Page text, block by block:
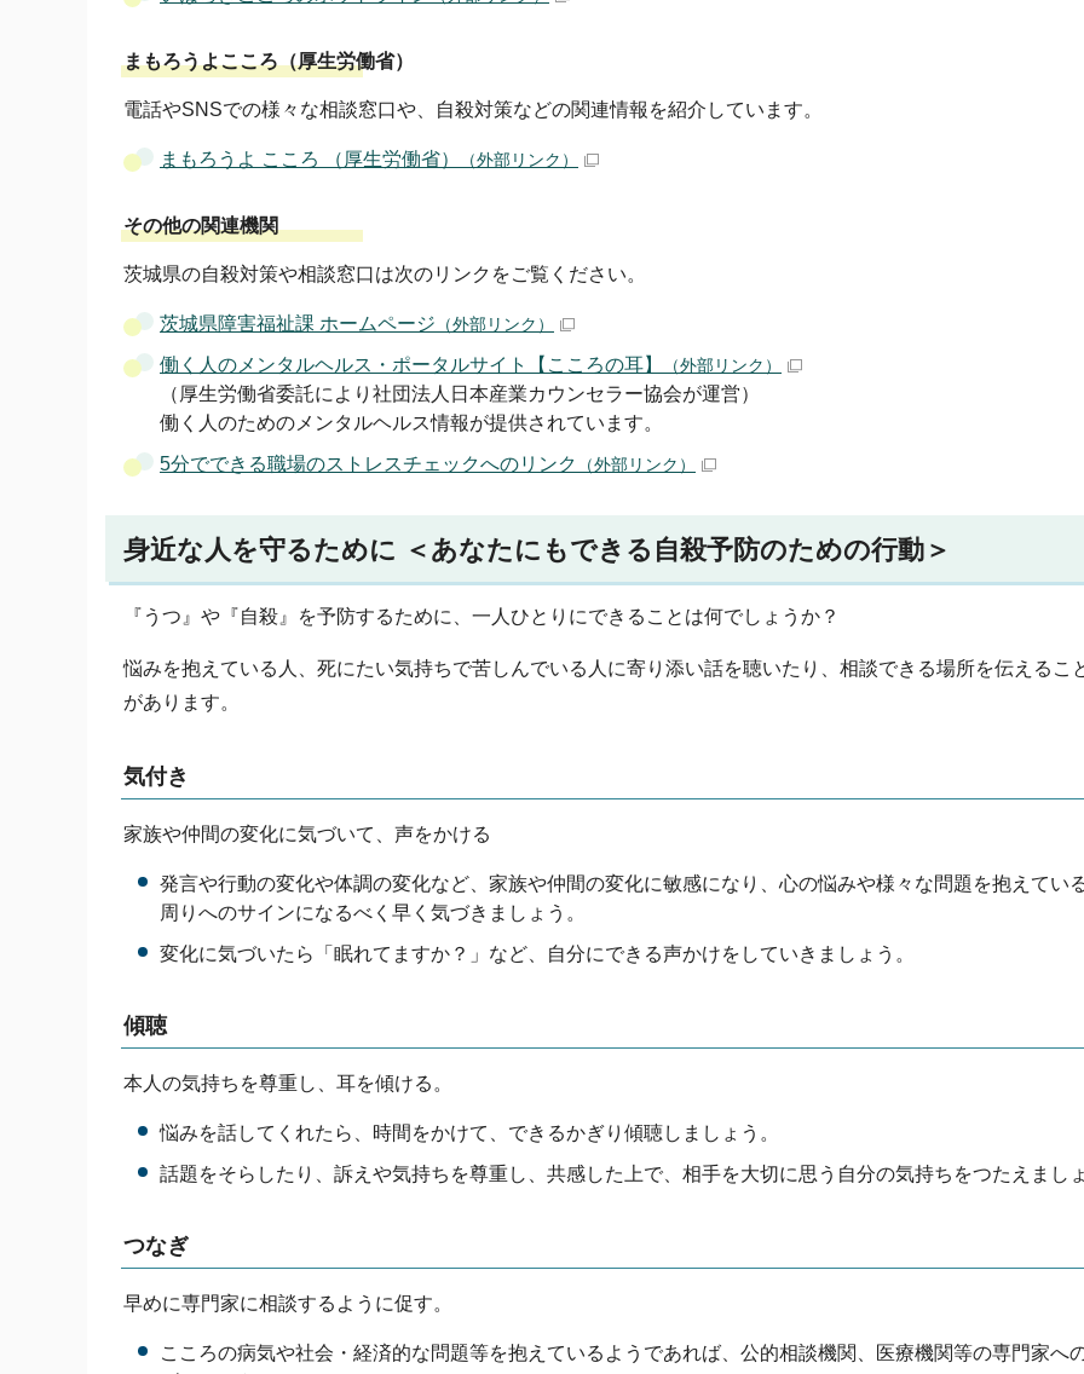
まもろうよこころ（厚生労働省）
電話やSNSでの様々な相談窓口や、自殺対策などの関連情報を紹介しています。
まもろうよ こころ （厚生労働省） （外部リンク）
その他の関連機関
茨城県の自殺対策や相談窓口は次のリンクをご覧ください。
茨城県障害福祉課 ホームページ （外部リンク）
働く人のメンタルヘルス・ポータルサイト【こころの耳】 （外部リンク）
（厚生労働省委託により社団法人日本産業カウンセラー協会が運営）
働く人のためのメンタルヘルス情報が提供されています。
5分でできる職場のストレスチェックへのリンク
（外部リンク）
身近な人を守るために ＜あなたにもできる自殺予防のための行動＞
『うつ』や『自殺』を予防するために、一人ひとりにできることは何でしょうか？
悩みを抱えている人、死にたい気持ちで苦しんでいる人に寄り添い話を聴いたり、相談できる場所を伝えるこ
があります。
気付き
家族や仲間の変化に気づいて、声をかける
発言や行動の変化や体調の変化など、家族や仲間の変化に敏感になり、心の悩みや様々な問題を抱えてい
周りへのサインになるべく早く気づきましょう。
変化に気づいたら「眠れてますか？」など、自分にできる声かけをしていきましょう。
傾聴
本人の気持ちを尊重し、耳を傾ける。
悩みを話してくれたら、時間をかけて、できるかぎり傾聴しましょう。
話題をそらしたり、訴えや気持ちを尊重し、共感した上で、相手を大切に思う自分の気持ちをつたえまし
つなぎ
早めに専門家に相談するように促す。
こころの病気や社会・経済的な問題等を抱えているようであれば、公的相談機関、医療機関等の専門家へ